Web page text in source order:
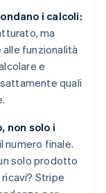
i calcoli:
ma
alle funzionalità
e
quali
non solo i
numero finale.
solo prodotto
Stripe